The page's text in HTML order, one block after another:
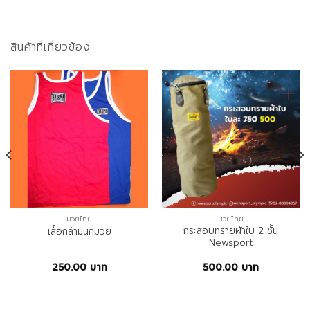
สินค้าที่เกี่ยวข้อง
มวยไทย
เสื้อกล้ามนักมวย
250.00 บาท
มวยไทย
กระสอบทรายผ้าใบ 2 ชั้น
Newsport
500.00 บาท